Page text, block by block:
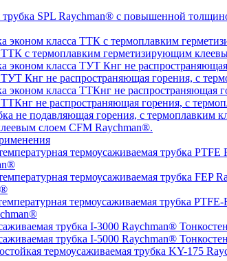
трубка SPL Raychman® с повышенной
ТТК с термоплавким герметизирующим
ТУТ Кнг не распространяющая горения, с
ТТКнг не распространяющая горения, с
слоем CFM Raychman®.